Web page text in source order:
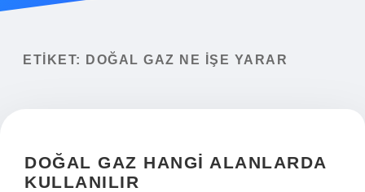
Yasal Uyarı
ETIKET: DOĞAL GAZ NE IŞE YARAR
DOĞAL GAZ HANGI ALANLARDA
KULLANILIR